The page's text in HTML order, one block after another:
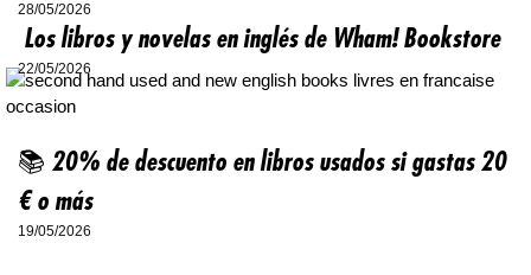
28/05/2026
Los libros y novelas en inglés de Wham! Bookstore
22/05/2026
📚 20% de descuento en libros usados si gastas 20
€ o más
19/05/2026